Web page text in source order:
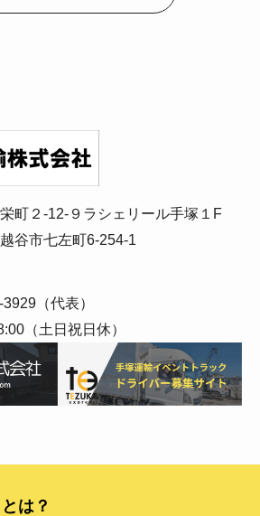
町２-12-９ラシェリール手塚１F
谷市七左町6-254-1
（代表）
（土日祝日休）
は？